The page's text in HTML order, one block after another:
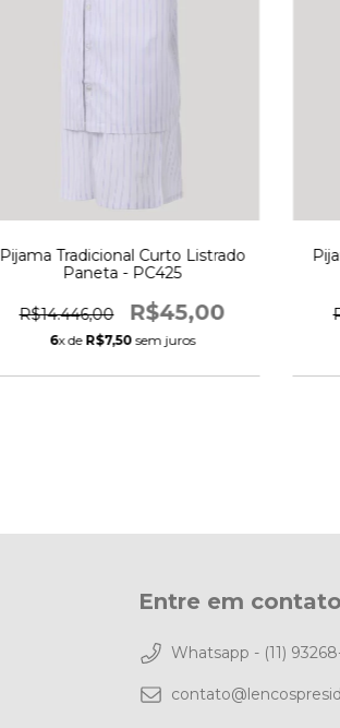
Pijama Tradicional Curto Listrado
Paneta - PC425
R$14.446,00 R$45,00
6x de R$7,50 sem juros
Entre em contato
Whatsapp - (11)